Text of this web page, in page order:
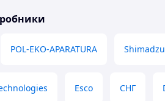
POL-EKO-APARATURA Shimadzu
Esco СНГ